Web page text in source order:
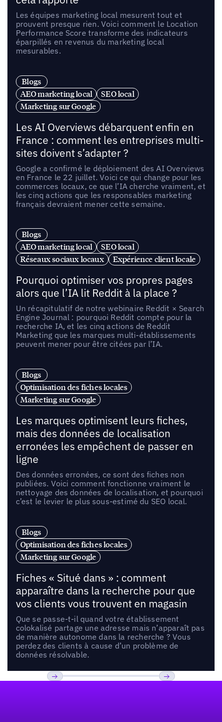
Les équipes marketing local mesurent tout et
prouvent presque rien. Voici comment le Location
Performance Score transforme des indicateurs
éparpillés en revenus du marketing local
mesurables.
Blogs
AEO marketing local
SEO local
Marketing sur Google
Les AI Overviews débarquent enfin en
France : comment les entreprises multi-
sites doivent s’adapter ?
Google a confirmé le déploiement des AI Overviews
en France le 22 juillet. Voici ce qui change pour les
commerces locaux, ce que l’IA cherche vraiment, et
les cinq actions que les responsables marketing
français devraient mener cette semaine.
Blogs
AEO marketing local
SEO local
Réseaux sociaux locaux
Expérience client locale
Pourquoi optimiser vos propres pages
alors que l’IA lit Reddit à la place ?
Un récapitulatif de notre webinaire Reddit × Search
Engine Journal : pourquoi Reddit compte pour la
recherche IA, et les cinq actions de Reddit
Marketing que les marques multi-établissements
peuvent mener pour être citées par l’IA.
Blogs
Optimisation des fiches locales
Marketing sur Google
Les marques optimisent leurs fiches,
mais des données de localisation
erronées les empêchent de passer en
ligne
Des données erronées, ce sont des fiches non
publiées. Voici comment fonctionne vraiment le
nettoyage des données de localisation, et pourquoi
c’est le levier le plus sous-estimé du SEO local.
Blogs
Optimisation des fiches locales
Marketing sur Google
Fiches « Situé dans » : comment
apparaître dans la recherche pour que
vos clients vous trouvent en magasin
Que se passe-t-il quand votre établissement
colokalisé partage une adresse mais n’apparaît pas
de manière autonome dans la recherche ? Vous
perdez des clients à cause d’un problème de
données résolvable.